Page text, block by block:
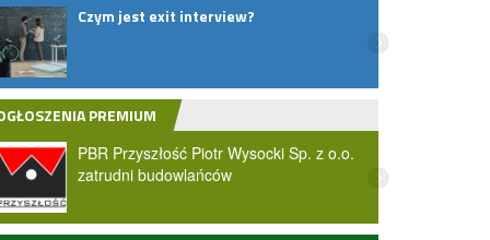
Osiedle Słoneczne Bis we Fromborku z
PREMIUM
PBR Przyszłość Piotr Wysocki Sp. z o.o.
zatrudni budowlańców